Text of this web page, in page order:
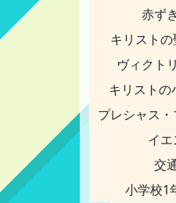
赤ず
キリスト
ヴィクト
キリストの
プレシャス
イ
交
小学校1